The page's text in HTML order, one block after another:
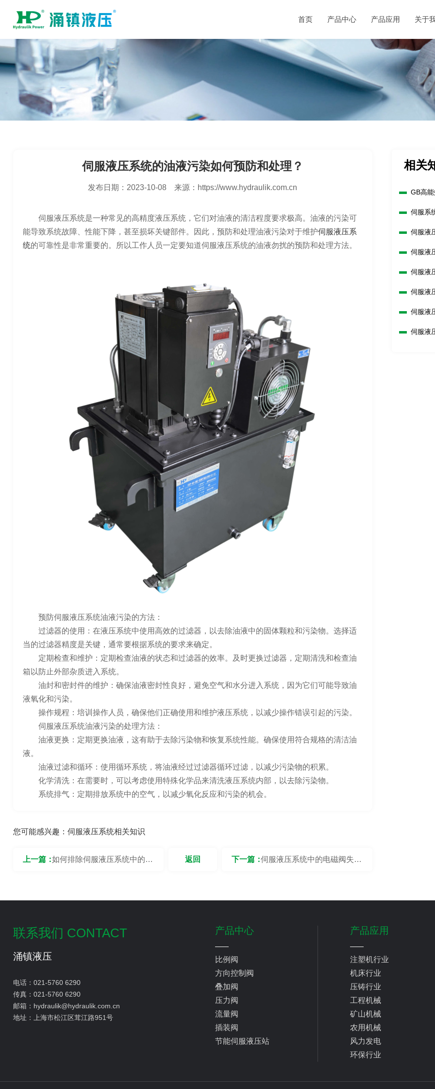
首页 产品中心 产品应用 关于
伺服液压系统的油液污染如何预防和处理？
发布日期： 2023-10-08 来源： https://www.hydraulik.com.cn
伺服液压系统是一种常见的高精度液压系统，它们对油液的清洁程度要求极高。油液的污染可
能导致系统故障、性能下降，甚至损坏关键部件。因此，预防和处理油液污染对于维护伺服液压系
统的可靠性是非常重要的。所以工作人员一定要知道伺服液压系统的油液勿扰的预防和处理方法。
预防伺服液压系统油液污染的方法：
过滤器的使用：在液压系统中使用高效的过滤器，以去除油液中的固体颗粒和污染物。选择适
当的过滤器精度是关键，通常要根据系统的要求来确定。
定期检查和维护：定期检查油液的状态和过滤器的效率。及时更换过滤器，定期清洗和检查油
箱以防止外部杂质进入系统。
油封和密封件的维护：确保油液密封性良好，避免空气和水分进入系统，因为它们可能导致油
液氧化和污染。
操作规程：培训操作人员，确保他们正确使用和维护液压系统，以减少操作错误引起的污染。
伺服液压系统油液污染的处理方法：
油液更换：定期更换油液，这有助于去除污染物和恢复系统性能。确保使用符合规格的清洁油
液。
油液过滤和循环：使用循环系统，将油液经过过滤器循环过滤，以减少污染物的积累。
化学清洗：在需要时，可以考虑使用特殊化学品来清洗液压系统内部，以去除污染物。
系统排气：定期排放系统中的空气，以减少氧化反应和污染的机会。
您可能感兴趣： 伺服液压系统相关知识
上一篇：如何排除伺服液压系统中的液 下一篇：伺服液压系统中的电磁阀失效
返回
相关
GB高
伺服系
伺服液
伺服液
伺服液
伺服液
伺服液
伺服液
联系我们 CONTACT
涌镇液压
电话： 021-5760 6290
传真： 021-5760 6290
邮箱： hydraulik@hydraulik.com.cn
地址：
上海市松江区茸江路951号
产品中心
比例阀
方向控制阀
叠加阀
压力阀
流量阀
插装阀
节能伺服液压站
产品应用
注塑机行业
机床行业
压铸行业
工程机械
矿山机械
农用机械
风力发电
环保行业